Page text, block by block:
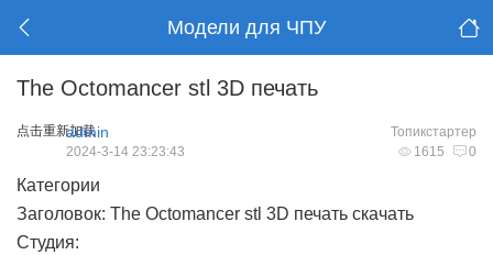
Модели для ЧПУ
The Octomancer stl 3D печать
点击重新加载 Топикстартер
admin
1615 0
2024-3-14 23:23:43
Категории
Заголовок: The Octomancer stl 3D печать скачать
Студия: